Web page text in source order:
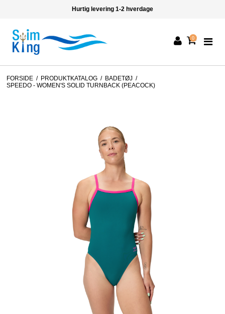
Hurtig levering 1-2 hverdage
0
FORSIDE / PRODUKTKATALOG / BADETØJ /
SPEEDO - WOMEN'S SOLID TURNBACK (PEACOCK)